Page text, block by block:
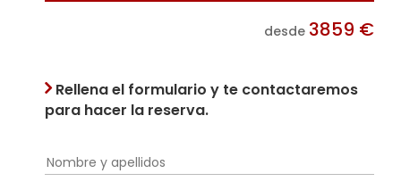
desde 3859 €
Rellena el formulario y te contactaremos
para hacer la reserva.